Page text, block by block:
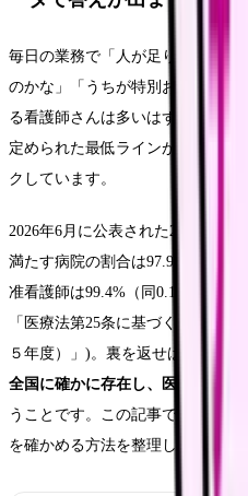
毎日の業務で「人が足りない」と
のかな」「うちが特別おかしいの
る看護師さんは多いはずです。実
定められた最低ラインがあり、保
クしています。
2026年6月に公表された2023年度
満たす病院の割合は97.9%（前年
准看護師は99.4%（同0.1ポイント
「医療法第25条に基づく病院に
５年度）」)。裏を返せば、
法律
全国に確かに存在し、医師・薬剤
うことです。この記事では、その
を確かめる方法を整理します。